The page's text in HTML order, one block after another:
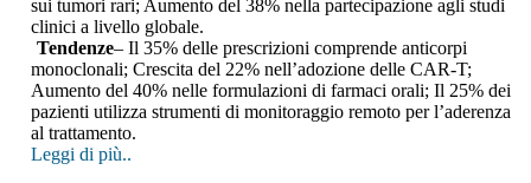
sui tumori rari; Aumento del 38% nella partecipazione agli studi
clinici a livello globale.
Tendenze– Il 35% delle prescrizioni comprende anticorpi
monoclonali; Crescita del 22% nell’adozione delle CAR-T;
Aumento del 40% nelle formulazioni di farmaci orali; Il 25% dei
pazienti utilizza strumenti di monitoraggio remoto per l’aderenza
al trattamento.
Leggi di più..